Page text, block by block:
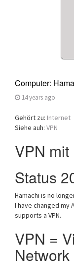
Computer:
14 years ago
Gehört zu: Internet
Siehe auh: VPN
VPN
Status
Hamachi is no
I have changed my
supports a VPN.
VPN =
Network